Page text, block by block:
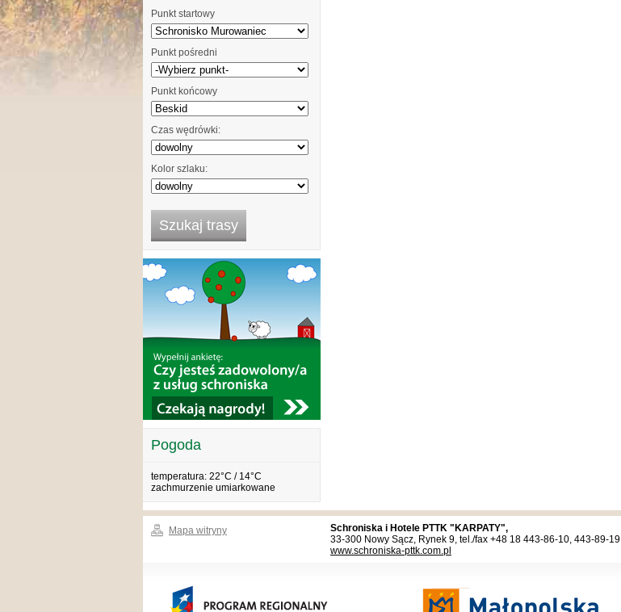
Punkt startowy
Punkt pośredni
Punkt końcowy
Czas wędrówki:
Kolor szlaku:
Pogoda
temperatura: 22°C / 14°C
zachmurzenie umiarkowane
Mapa witryny
Schroniska i Hotele PTTK "KARPATY",
33-300 Nowy Sącz, Rynek 9, tel./fax +48 18 443-86-10, 443-89-19
www.schroniska-pttk.com.pl